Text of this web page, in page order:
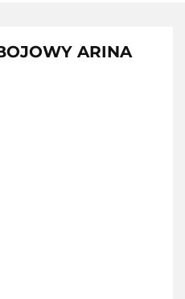
ARINA